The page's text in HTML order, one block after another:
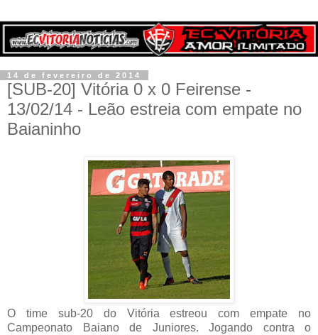
14 de fevereiro de 2014
[SUB-20] Vitória 0 x 0 Feirense -
13/02/14 - Leão estreia com empate no
Baianinho
O time sub-20 do Vitória estreou com empate no
Campeonato Baiano de Juniores. Jogando contra o